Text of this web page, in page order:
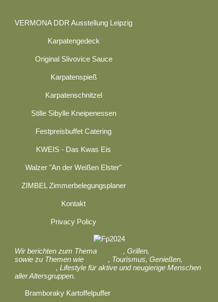
VERMONA DDR Ausstellung Leipzig
Karpatengedeck
Original Slivovice Sauce
Karpatenspieß
Karpatenschnitzel
Stille Sibylle Kneipenessen
Festpreisbuffet Catering
KWEIS - Das Kwas Eis
Walzer "An der Weißen Elster"
ZIMBEL Zimmerbelegungsplaner
Kontakt
Privacy Policy
Wir berichten zum Thema , Grillen,
sowie zu Themen wie
, Tourismus, Genießen,
, Lifestyle für aktive und neugierige Menschen
aller Altersgruppen.
Bramboraky Kartoffelpuffer